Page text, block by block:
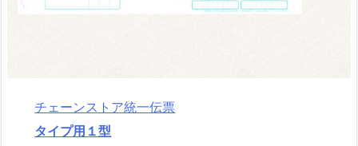
チェーンストア統一伝票
タイプ用１型